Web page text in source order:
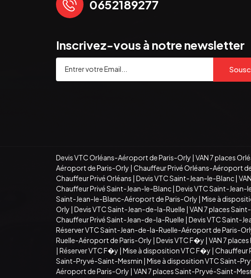
0652189277
Inscrivez-vous à notre newsletter
Devis VTC Orléans-Aéroport de Paris-Orly | VAN 7 places
Aéroport de Paris-Orly | Chauffeur Privé Orléans-Aéroport
Chauffeur Privé Orléans | Devis VTC Saint-Jean-le-Blanc|
Chauffeur Privé Saint-Jean-le-Blanc| Devis VTC Saint-
Saint-Jean-le-Blanc-Aéroport de Paris-Orly | Mise à
Orly | Devis VTC Saint-Jean-de-la-Ruelle | VAN 7 places
Chauffeur Privé Saint-Jean-de-la-Ruelle | Devis VTC Saint-
Réserver VTC Saint-Jean-de-la-Ruelle-Aéroport de Paris-
Ruelle-Aéroport de Paris-Orly | Devis VTC F�y | VAN 7
| Réserver VTC F�y | Mise à disposition VTC F�y | Chauffeur
Saint-Pryvé-Saint-Mesmin | Mise à disposition VTC Saint-
Aéroport de Paris-Orly | VAN 7 places Saint-Pryvé-Saint-